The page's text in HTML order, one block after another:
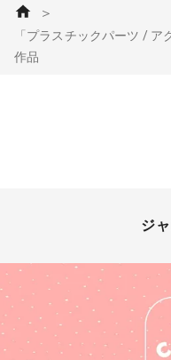
＞
「プラスチックパーツ /
作品
ジ